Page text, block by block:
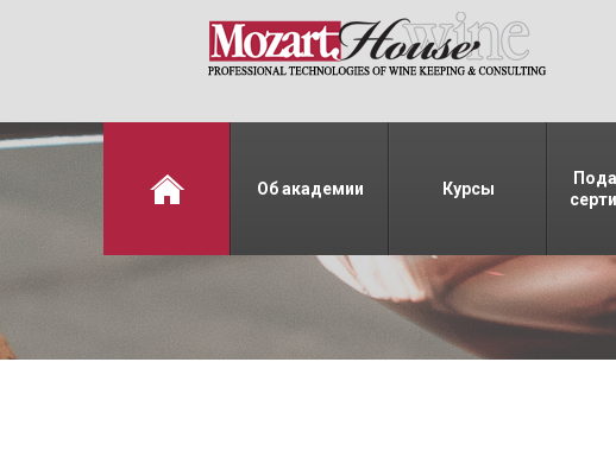
Об академии Курсы